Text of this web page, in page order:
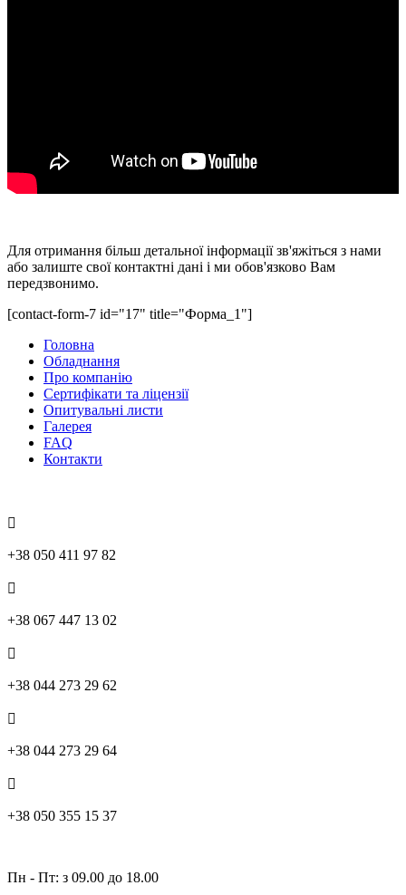
Для отримання більш детальної інформації зв'яжіться з нами
або залиште свої контактні дані і ми обов'язково Вам
передзвонимо.
[contact-form-7 id="17" title="Форма_1"]
Головна
Обладнання
Про компанію
Сертифікати та ліцензії
Опитувальні листи
Галерея
FAQ
Контакти
+38 050 411 97 82
+38 067 447 13 02
+38 044 273 29 62
+38 044 273 29 64
+38 050 355 15 37
Пн - Пт: з 09.00 до 18.00